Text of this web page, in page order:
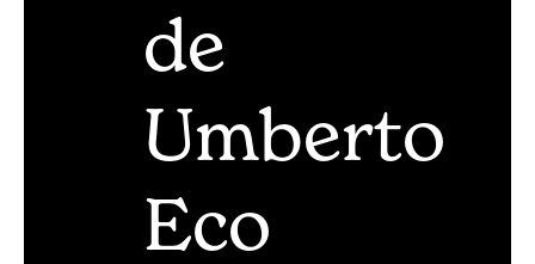
de
Umberto
Eco